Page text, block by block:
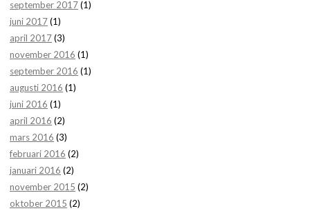
september 2017(1)
juni 2017(1)
april 2017(3)
november 2016 (1)
september 2016 (1)
augusti 2016 (1)
juni 2016 (1)
april 2016 (2)
mars 2016 (3)
februari 2016 (2)
januari 2016 (2)
november 2015 (2)
oktober 2015 (2)